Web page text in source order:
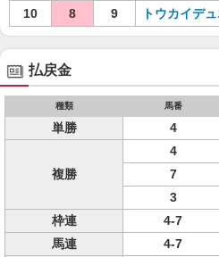
10
8 9 トウカイデ
払戻金
種類 馬番
単勝 4
複勝
4
7
3
枠連
4-7
馬連
4-7